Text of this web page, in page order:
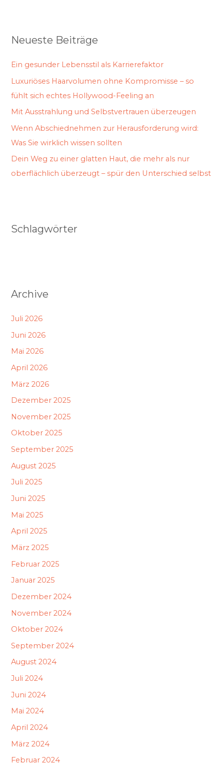
Neueste Beiträge
Ein gesunder Lebensstil als Karrierefaktor
Luxuriöses Haarvolumen ohne Kompromisse – so
fühlt sich echtes Hollywood-Feeling an
Mit Ausstrahlung und Selbstvertrauen überzeugen
Wenn Abschiednehmen zur Herausforderung wird:
Was Sie wirklich wissen sollten
Dein Weg zu einer glatten Haut, die mehr als nur
oberflächlich überzeugt – spür den Unterschied selbst
Schlagwörter
Archive
Juli 2026
Juni 2026
Mai 2026
April 2026
März 2026
Dezember 2025
November 2025
Oktober 2025
September 2025
August 2025
Juli 2025
Juni 2025
Mai 2025
April 2025
März 2025
Februar 2025
Januar 2025
Dezember 2024
November 2024
Oktober 2024
September 2024
August 2024
Juli 2024
Juni 2024
Mai 2024
April 2024
März 2024
Februar 2024